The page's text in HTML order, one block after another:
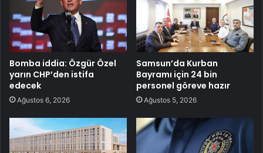
Bomba iddia: Özgür Özel
yarın CHP’den istifa
edecek
Ağustos 6, 2026
Samsun’da Kurban
Bayramı için 24 bin
personel göreve hazır
Ağustos 5, 2026